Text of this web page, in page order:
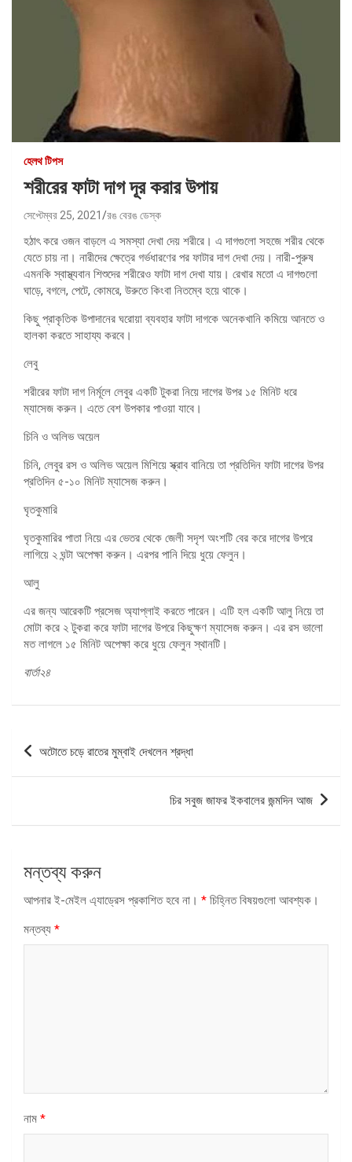
হেলথ টিপস
শরীরের ফাটা দাগ দূর করার উপায়
সেপ্টেম্বর 25, 2021 রঙ বেরঙ ডেস্ক
হঠাৎ করে ওজন বাড়লে এ সমস্যা দেখা দেয় শরীরে। এ দাগগুলো সহজে শরীর থেকে
যেতে চায় না। নারীদের ক্ষেত্রে গর্ভধারণের পর ফাটার দাগ দেখা দেয়। নারী-পুরুষ
এমনকি স্বাস্থ্যবান শিশুদের শরীরেও ফাটা দাগ দেখা যায়। রেখার মতো এ দাগগুলো
ঘাড়ে, বগলে, পেটে, কোমরে, উরুতে কিংবা নিতম্বে হয়ে থাকে।
কিছু প্রাকৃতিক উপাদানের ঘরোয়া ব্যবহার ফাটা দাগকে অনেকখানি কমিয়ে আনতে ও
হালকা করতে সাহায্য করবে।
লেবু
শরীরের ফাটা দাগ নির্মূলে লেবুর একটি টুকরা নিয়ে দাগের উপর ১৫ মিনিট ধরে
ম্যাসেজ করুন। এতে বেশ উপকার পাওয়া যাবে।
চিনি ও অলিভ অয়েল
চিনি, লেবুর রস ও অলিভ অয়েল মিশিয়ে স্ক্রাব বানিয়ে তা প্রতিদিন ফাটা দাগের উপর
প্রতিদিন ৫-১০ মিনিট ম্যাসেজ করুন।
ঘৃতকুমারি
ঘৃতকুমারির পাতা নিয়ে এর ভেতর থেকে জেলী সদৃশ অংশটি বের করে দাগের উপরে
লাগিয়ে ২ ঘন্টা অপেক্ষা করুন। এরপর পানি দিয়ে ধুয়ে ফেলুন।
আলু
এর জন্য আরেকটি প্রসেজ অ্যাপ্লাই করতে পারেন। এটি হল একটি আলু নিয়ে তা
মোটা করে ২ টুকরা করে ফাটা দাগের উপরে কিছুক্ষণ ম্যাসেজ করুন। এর রস ভালো
মত লাগলে ১৫ মিনিট অপেক্ষা করে ধুয়ে ফেলুন স্থানটি।
বার্তা২৪
পোস্ট
ন্যাভিগেশন
অটোতে চড়ে রাতের মুম্বাই দেখলেন শ্রদ্ধা
চির সবুজ জাফর ইকবালের জন্মদিন আজ
মন্তব্য করুন
আপনার ই-মেইল এ্যাড্রেস প্রকাশিত হবে না। * চিহ্নিত বিষয়গুলো আবশ্যক।
মন্তব্য *
নাম *